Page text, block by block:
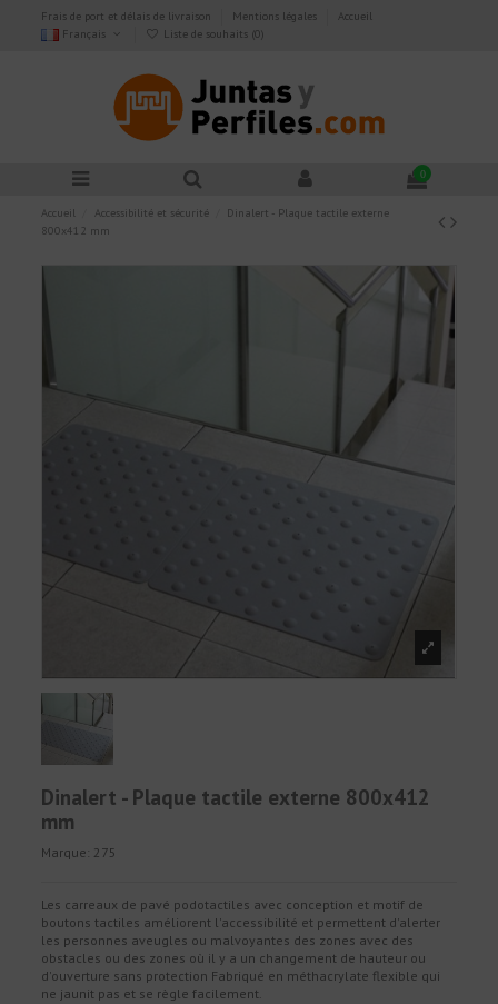
Frais de port et délais de livraison Mentions légales
Accueil
Français
Liste de souhaits (0)
0
Accueil Accessibilité et sécurité
Dinalert - Plaque tactile externe
800x412 mm
Dinalert - Plaque tactile externe 800x412
mm
Marque: 275
Les carreaux de pavé podotactiles avec conception et motif de
boutons tactiles améliorent l'accessibilité et permettent d'alerter
les personnes aveugles ou malvoyantes des zones avec des
obstacles ou des zones où il y a un changement de hauteur ou
d'ouverture sans protection Fabriqué en méthacrylate flexible qui
ne jaunit pas et se règle facilement.